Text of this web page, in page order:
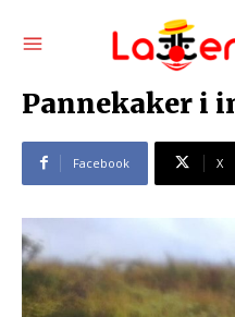
Pannekaker i
Facebook X